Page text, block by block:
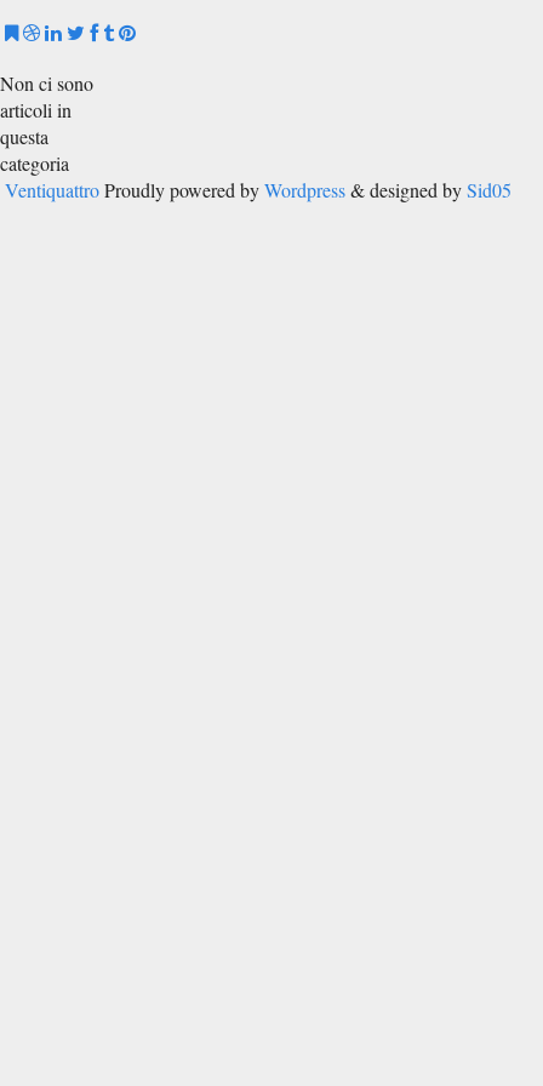
Non ci sono
articoli in
questa
categoria
Ventiquattro Proudly powered byWordpress& designed bySid05